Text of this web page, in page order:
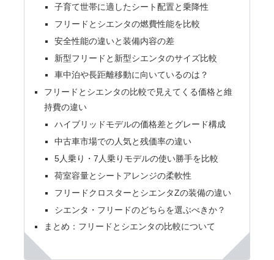
子育て世帯に適したシート配置と乗降性
フリードとシエンタの燃費性能を比較
安全性能の違いと装備内容の差
新型フリードと新型シエンタのサイズ比較
車中泊や長距離移動に向いているのは？
フリードとシエンタの比較で見えてくる価格と維
持費の違い
ハイブリッドモデルの価格差とグレード構成
中古車市場での人気と残価率の違い
5人乗り・7人乗りモデルの使い勝手を比較
荷室容量とシートアレンジの柔軟性
フリードクロスターとシエンタZの装備の違い
シエンタ・フリードのどちらを選ぶべきか？
まとめ：フリードとシエンタの比較について